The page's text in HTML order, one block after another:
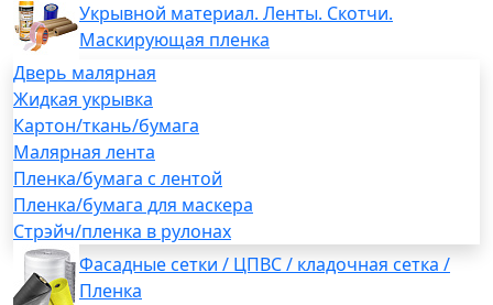
Укрывной материал. Ленты. Скотчи.
Маскирующая пленка
Дверь малярная
Жидкая укрывка
Картон/ткань/бумага
Малярная лента
Пленка/бумага с лентой
Пленка/бумага для маскера
Стрэйч/пленка в рулонах
Фасадные сетки / ЦПВС / кладочная сетка /
Пленка